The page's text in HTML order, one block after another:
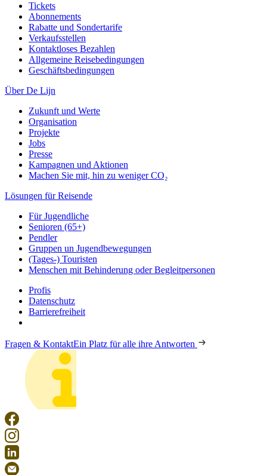
Tickets
Abonnements
Rabatte und Sondertarife
Verkaufsstellen
Kontaktloses Bezahlen
Allgemeine Reisebedingungen
Geschäftsbedingungen
Über De Lijn
Zukunft und Werte
Organisation
Projekte
Jobs
Presse
Kampagnen und Aktionen
Machen Sie mit, hin zu weniger CO₂
Lösungen für Reisende
Für Jugendliche
Senioren (65+)
Pendler
Gruppen un Jugendbewegungen
(Tages-) Touristen
Menschen mit Behinderung oder Begleitpersonen
Profis
Datenschutz
Barrierefreiheit
Fragen & KontaktEin Platz für alle ihre Antworten